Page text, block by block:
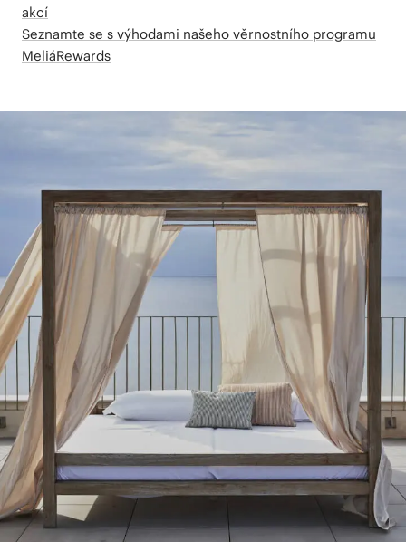
akcí
Seznamte se s výhodami našeho věrnostního programu
MeliáRewards